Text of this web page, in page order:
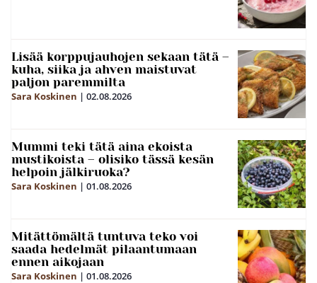
Lisää korppujauhojen sekaan tätä –
kuha, siika ja ahven maistuvat
paljon paremmilta
Sara Koskinen | 02.08.2026
Mummi teki tätä aina ekoista
mustikoista – olisiko tässä kesän
helpoin jälkiruoka?
Sara Koskinen | 01.08.2026
Mitättömältä tuntuva teko voi
saada hedelmät pilaantumaan
ennen aikojaan
Sara Koskinen | 01.08.2026